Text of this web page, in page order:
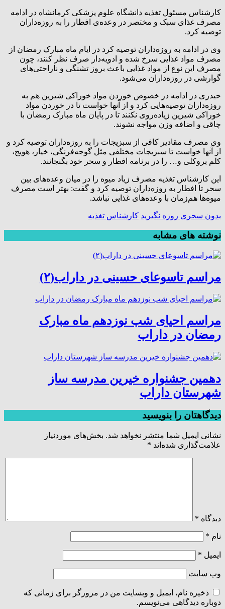
کارشناس مسئول تغذیه دانشگاه علوم پزشکی کرمانشاه در ادامه
مصرف غذای سبک و مختصر در وعده‌ی افطار را به روزه‌داران
توصیه کرد.
وی در ادامه به روزه‌داران توصیه کرد در ایام ماه مبارک رمضان از
مصرف مواد غذایی سرخ شده و ادویه‌دار صرف نظر کنند، چون
مصرف این نوع از مواد غذایی باعث بروز تشنگی و ناراحتی‌های
گوارشی در روزه‌داران می‌شود.
حیدری در ادامه در خصوص خوردن مواد خوراکی شیرین هم به
روزه‌داران توصیه‌هایی کرد و از آنها خواست تا در خوردن مواد
خوراکی شیرین زیاده‌روی نکنند تا در پایان ماه مبارک رمضان با
چاقی و اضافه وزن مواجه نشوند.
وی مصرف مقادیر کافی از سبزیجات را به روزه‌داران توصیه کرد و
از آنها خواست تا سبزیجات مختلفی مثل گوجه‌فرنگی، خیار، هویج،
کلم بروکلی و… را در برنامه افطار و سحر خود بگنجانند.
این کارشناس تغذیه مصرف زیاد میوه را در میان وعده‌های بین
سحر تا افطار به روزه‌داران توصیه کرد و گفت: بهتر است مصرف
میوه‌ها هم‌زمان با وعده‌های غذایی نباشد.
بدون سحری روزه نگیرید کارشناس تغذیه
نوشته های مشابه
مراسم تاسوعای حسینی در داراب(۲)
مراسم احیای شب نوزدهم ماه مبارک
رمضان در داراب
دهمین جشنواره خیرین مدرسه ساز
شهرستان داراب
دیدگاهتان را بنویسید
نشانی ایمیل شما منتشر نخواهد شد. بخش‌های موردنیاز
علامت‌گذاری شده‌اند *
دیدگاه *
نام *
ایمیل *
وب‌ سایت
ذخیره نام، ایمیل و وبسایت من در مرورگر برای زمانی که
دوباره دیدگاهی می‌نویسم.